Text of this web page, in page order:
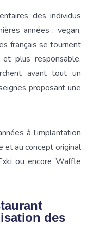
des individus
années : vegan,
français se tournent
plus responsable.
avant tout un
proposant une
à l’implantation
et au concept original
ou encore Waffle
des